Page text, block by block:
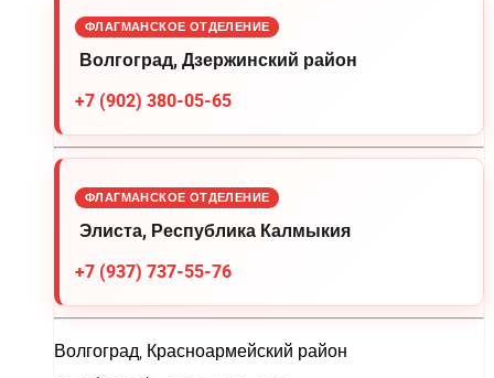
ФЛАГМАНСКОЕ ОТДЕЛЕНИЕ
Волгоград, Дзержинский район
+7 (902) 380-05-65
ФЛАГМАНСКОЕ ОТДЕЛЕНИЕ
Элиста, Республика Калмыкия
+7 (937) 737-55-76
Волгоград, Красноармейский район